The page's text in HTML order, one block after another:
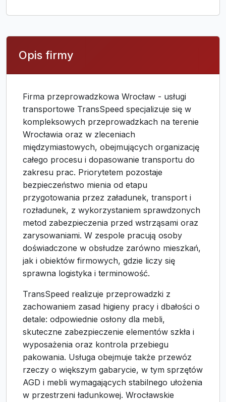
Opis firmy
Firma przeprowadzkowa Wrocław - usługi
transportowe TransSpeed specjalizuje się w
kompleksowych przeprowadzkach na terenie
Wrocławia oraz w zleceniach
międzymiastowych, obejmujących organizację
całego procesu i dopasowanie transportu do
zakresu prac. Priorytetem pozostaje
bezpieczeństwo mienia od etapu
przygotowania przez załadunek, transport i
rozładunek, z wykorzystaniem sprawdzonych
metod zabezpieczenia przed wstrząsami oraz
zarysowaniami. W zespole pracują osoby
doświadczone w obsłudze zarówno mieszkań,
jak i obiektów firmowych, gdzie liczy się
sprawna logistyka i terminowość.
TransSpeed realizuje przeprowadzki z
zachowaniem zasad higieny pracy i dbałości o
detale: odpowiednie osłony dla mebli,
skuteczne zabezpieczenie elementów szkła i
wyposażenia oraz kontrola przebiegu
pakowania. Usługa obejmuje także przewóz
rzeczy o większym gabarycie, w tym sprzętów
AGD i mebli wymagających stabilnego ułożenia
w przestrzeni ładunkowej. Wrocławskie